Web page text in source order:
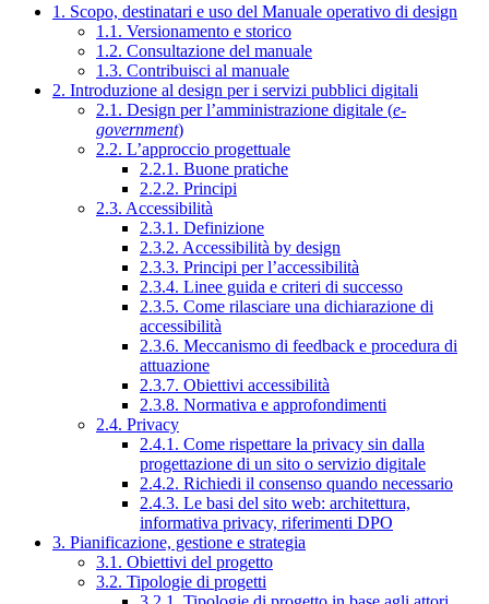
1. Scopo, destinatari e uso del Manuale operativo di design
1.1. Versionamento e storico
1.2. Consultazione del manuale
1.3. Contribuisci al manuale
2. Introduzione al design per i servizi pubblici digitali
2.1. Design per l’amministrazione digitale (e-
government)
2.2. L’approccio progettuale
2.2.1. Buone pratiche
2.2.2. Principi
2.3. Accessibilità
2.3.1. Definizione
2.3.2. Accessibilità by design
2.3.3. Principi per l’accessibilità
2.3.4. Linee guida e criteri di successo
2.3.5. Come rilasciare una dichiarazione di
accessibilità
2.3.6. Meccanismo di feedback e procedura di
attuazione
2.3.7. Obiettivi accessibilità
2.3.8. Normativa e approfondimenti
2.4. Privacy
2.4.1. Come rispettare la privacy sin dalla
progettazione di un sito o servizio digitale
2.4.2. Richiedi il consenso quando necessario
2.4.3. Le basi del sito web: architettura,
informativa privacy, riferimenti DPO
3. Pianificazione, gestione e strategia
3.1. Obiettivi del progetto
3.2. Tipologie di progetti